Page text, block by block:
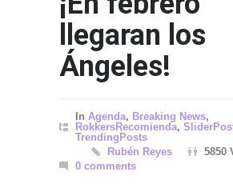
llegaran los
Ángeles!
In Agenda, Breaking News,
RokkersRecomienda,
TrendingPosts
Rubén Reyes
5850
0 comments